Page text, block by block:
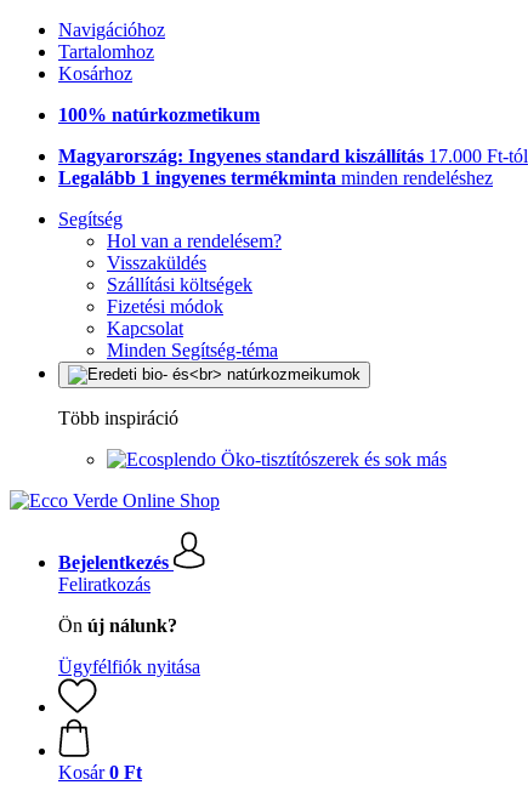
Navigációhoz
Tartalomhoz
Kosárhoz
100% natúrkozmetikum
Magyarország: Ingyenes standard kiszállítás 17.000 Ft-tól
Legalább 1 ingyenes termékminta minden rendeléshez
Segítség
Hol van a rendelésem?
Visszaküldés
Szállítási költségek
Fizetési módok
Kapcsolat
Minden Segítség-téma
Több inspiráció
Öko-tisztítószerek és sok más
Bejelentkezés
Feliratkozás
Ön új nálunk?
Ügyfélfiók nyitása
Kosár 0 Ft